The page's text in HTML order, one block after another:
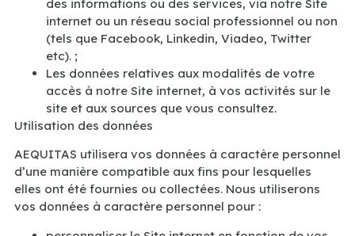
des informations ou des services, via notre Site
internet ou un réseau social professionnel ou non
(tels que Facebook, Linkedin, Viadeo, Twitter
etc). ;
Les données relatives aux modalités de votre
accès à notre Site internet, à vos activités sur le
site et aux sources que vous consultez.
Utilisation des données
AEQUITAS utilisera vos données à caractère personnel
d’une manière compatible aux fins pour lesquelles
elles ont été fournies ou collectées. Nous utiliserons
vos données à caractère personnel pour :